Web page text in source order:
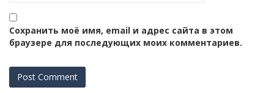
Сохранить моё имя, email и адрес сайта в этом
браузере для последующих моих комментариев.